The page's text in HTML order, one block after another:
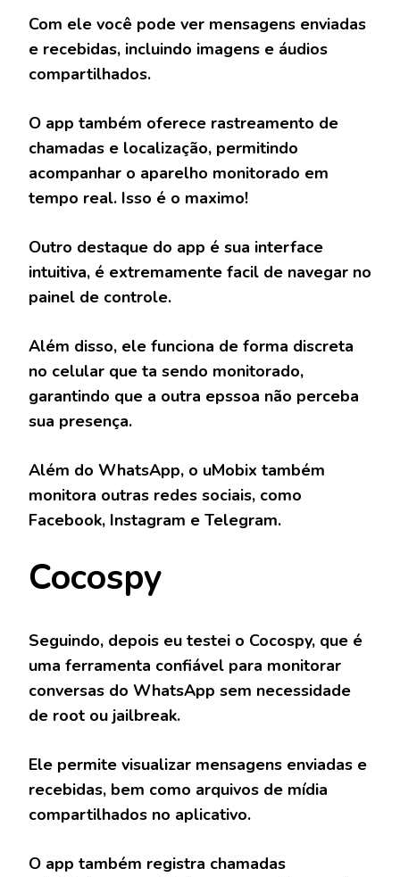
Com ele você pode ver mensagens enviadas
e recebidas, incluindo imagens e áudios
compartilhados.
O app também oferece rastreamento de
chamadas e localização, permitindo
acompanhar o aparelho monitorado em
tempo real. Isso é o maximo!
Outro destaque do app é sua interface
intuitiva, é extremamente facil de navegar no
painel de controle.
Além disso, ele funciona de forma discreta
no celular que ta sendo monitorado,
garantindo que a outra epssoa não perceba
sua presença.
Além do WhatsApp, o uMobix também
monitora outras redes sociais, como
Facebook, Instagram e Telegram.
Cocospy
Seguindo, depois eu testei o Cocospy, que é
uma ferramenta confiável para monitorar
conversas do WhatsApp sem necessidade
de root ou jailbreak.
Ele permite visualizar mensagens enviadas e
recebidas, bem como arquivos de mídia
compartilhados no aplicativo.
O app também registra chamadas